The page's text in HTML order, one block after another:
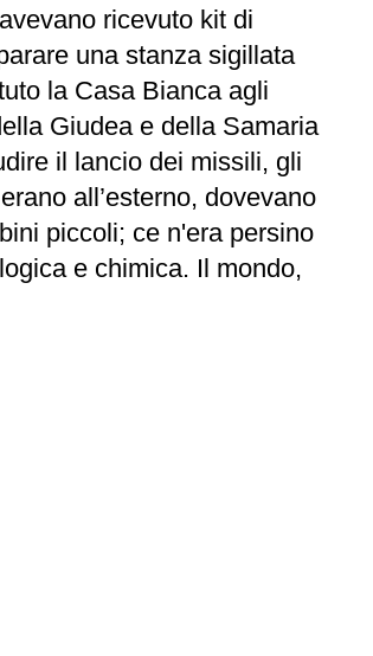
ricevuto kit di
una stanza sigillata
la Casa Bianca agli
Giudea e della Samaria
il lancio dei missili, gli
all’esterno, dovevano
piccoli; ce n'era persino
e chimica. Il mondo,